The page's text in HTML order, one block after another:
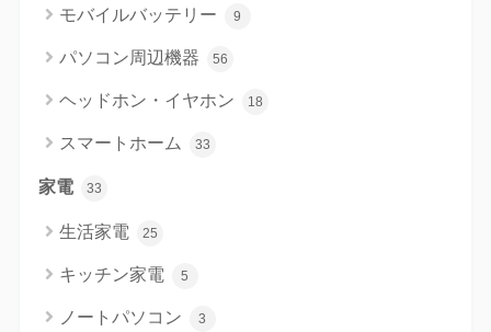
モバイルバッテリー 9
パソコン周辺機器 56
ヘッドホン・イヤホン 18
スマートホーム 33
家電 33
生活家電 25
キッチン家電 5
ノートパソコン 3